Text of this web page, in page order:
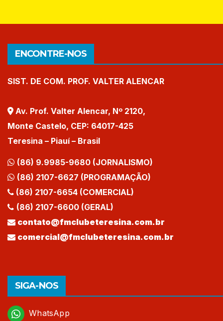
ENCONTRE-NOS
SIST. DE COM. PROF. VALTER ALENCAR
Av. Prof. Valter Alencar, Nº 2120,
Monte Castelo, CEP: 64017-425
Teresina – Piauí – Brasil
(86) 9.9985-9680 (JORNALISMO)
(86) 2107-6627 (PROGRAMAÇÃO)
(86) 2107-6654 (COMERCIAL)
(86) 2107-6600 (GERAL)
contato@fmclubeteresina.com.br
comercial@fmclubeteresina.com.br
SIGA-NOS
WhatsApp